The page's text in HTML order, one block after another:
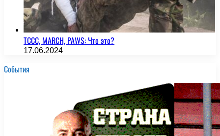
TCCC, MARCH, PAWS: Что это?
17.06.2024
События